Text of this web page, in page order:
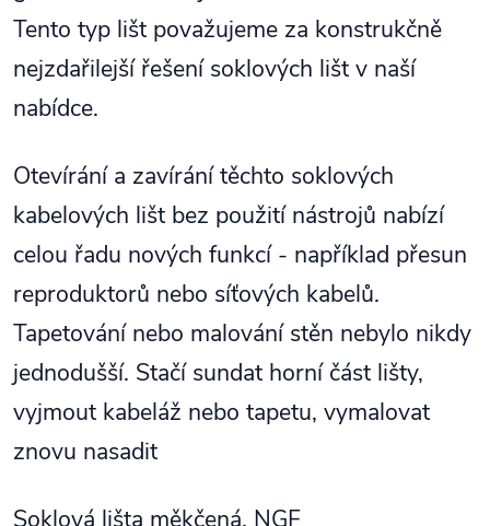
Tento typ lišt považujeme za konstrukčně
nejzdařilejší řešení soklových lišt v naší
nabídce.
Otevírání a zavírání těchto soklových
kabelových lišt bez použití nástrojů nabízí
celou řadu nových funkcí - například přesun
reproduktorů nebo síťových kabelů.
Tapetování nebo malování stěn nebylo nikdy
jednodušší. Stačí sundat horní část lišty,
vyjmout kabeláž nebo tapetu, vymalovat
znovu nasadit
Soklová lišta měkčená, NGF